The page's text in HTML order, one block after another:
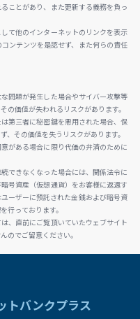
ことがあり、また更新する義務を負っ
て他のインターネットのリンクを表示
ンテンツを是認せず、また何らの責任
問題が発生した場合やサイバー攻撃等
の価値が失われるリスクがあります。
第三者に秘密鍵を悪用された場合、保
、その価値を失うリスクがあります。
がある場合に限り代価の弁済のために
できなくなった場合には、関係法令に
号資産（仮想通貨）をお客様に返還す
ーザーに預託された金銭および暗号資
行っております。
、直前にご覧頂いていたウェブサイト
のでご留意ください。
トバンクプラス